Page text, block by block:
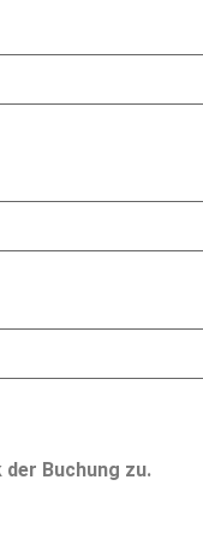
Buchung zu.